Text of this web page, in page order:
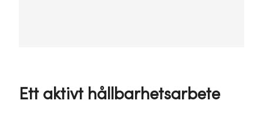
Ett aktivt hållbarhetsarbete